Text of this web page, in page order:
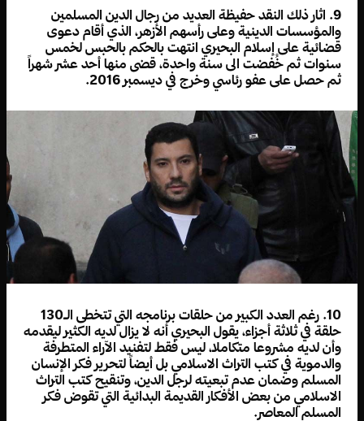
9. اثار ذلك النقد حفيظة العديد من رجال الدين المسلمين
والمؤسسات الدينية وعلى رأسهم الأزهر، الذي أقام دعوى
قضائية على إسلام البحيري انتهت بالحكم بالحبس لخمس
سنوات ثم خُفضت الى سنة واحدة، قضى منها أحد عشر شهراً
ثم حصل على عفو رئاسي وخرج في ديسمبر 2016.
10. رغم العدد الكبير من حلقات برنامجه التي تتخطى الـ130
حلقة في ثلاثة أجزاء، يقول البحيري أنه لا يزال لديه الكثير ليقدمه
وأن لديه مشروعا متكاملا، ليس فقط لتفنيد الآراء المتطرفة
والدموية في كتب التراث الاسلامي بل أيضاً لتحرير فكر الإنسان
المسلم وضمان عدم تبعيته لرجل الدين، وتنقيح كتب التراث
الاسلامي من بعض الأفكار القديمة البدائية التي تقوض فكر
المسلم المعاصر.